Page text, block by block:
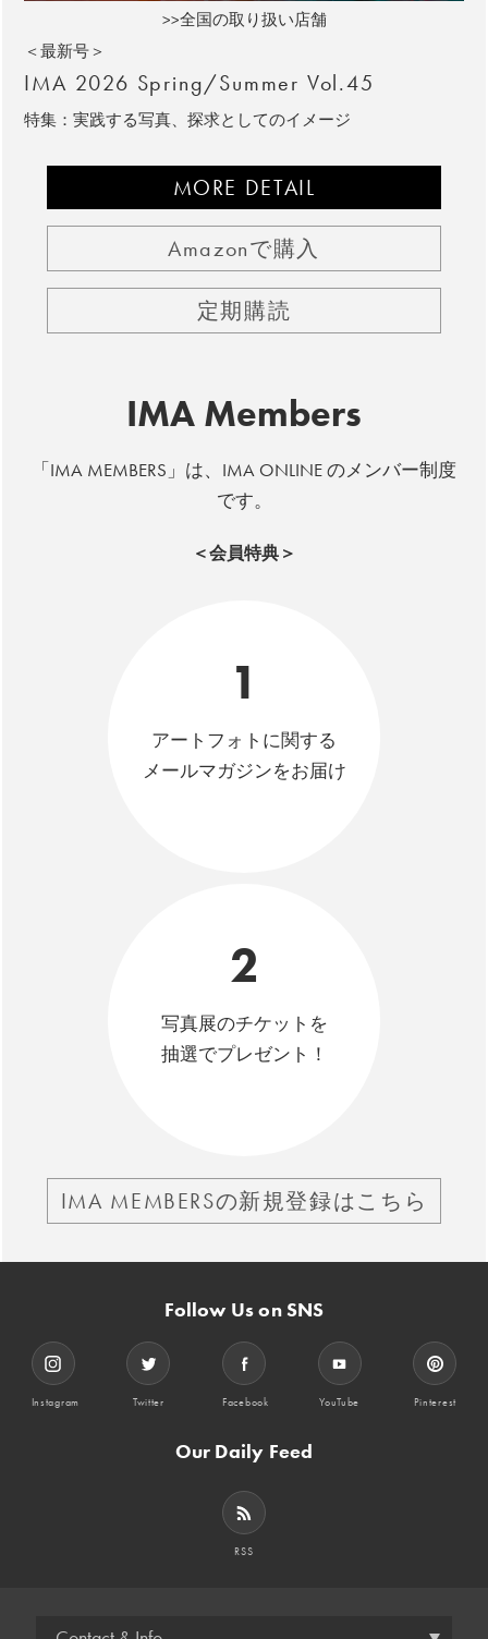
>>全国の取り扱い店舗
＜最新号＞
IMA 2026 Spring/Summer Vol.45
特集：実践する写真、探求としてのイメージ
MORE DETAIL
Amazonで購入
定期購読
IMA Members
「IMA MEMBERS」は、IMA ONLINE のメンバー制度
です。
＜会員特典＞
1
アートフォトに関する
メールマガジンをお届け
2
写真展のチケットを
抽選でプレゼント！
IMA MEMBERSの新規登録はこちら
Follow Us on SNS
Instagram Twitter Facebook YouTube Pinterest
Our Daily Feed
RSS